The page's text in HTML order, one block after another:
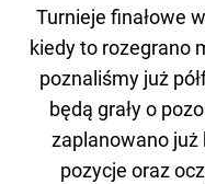
Turnieje finałowe
kiedy to rozegrano
poznaliśmy już
będą grały o
zaplanowano już
pozycje oraz